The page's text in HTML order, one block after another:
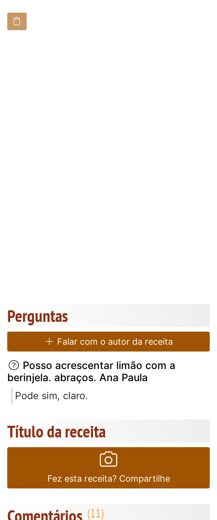
Perguntas
Falar com o autor da receita
Posso acrescentar limão com a
berinjela. abraços. Ana Paula
Pode sim, claro.
Título da receita
Fez esta receita? Compartilhe
Comentários